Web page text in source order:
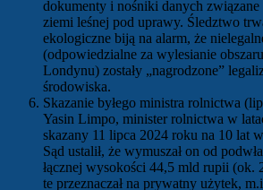
dokumenty i nośniki danych związane
ziemi leśnej pod uprawy. Śledztwo
ekologiczne biją na alarm, że
(odpowiedzialne za wylesianie
Londynu) zostały „nagrodzone”
środowiska.
Skazanie byłego ministra rolnictwa
Yasin Limpo, minister rolnictwa w
skazany 11 lipca 2024 roku na 10 lat
Sąd ustalił, że wymuszał on od
łącznej wysokości 44,5 mld rupii (ok.
te przeznaczał na prywatny użytek,